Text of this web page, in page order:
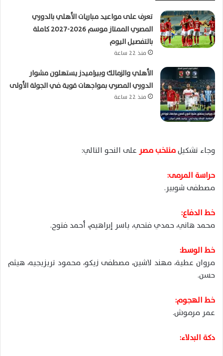
تعرف على مواعيد مباريات الأهلي بالدوري
المصري الممتاز موسم 2026-2027 كاملة
بالتفصيل اليوم
منذ 22 ساعة
الأهلي والزمالك وبيراميدز يستهلون مشوار
الدوري المصري بمواجهات قوية في الجولة الأولى
منذ 22 ساعة
وجاء تشكيلمنتخب مصر على النحو التالي:
حراسة المرمى:
مصطفى شوبير.
خط الدفاع:
محمد هاني، حمدي فتحي، ياسر إبراهيم، أحمد فتوح.
خط الوسط:
مروان عطية، مهند لاشين، مصطفى زيكو، محمود تريزيجيه، هيثم
حسن.
خط الهجوم:
عمر مرموش.
دكة البدلاء: